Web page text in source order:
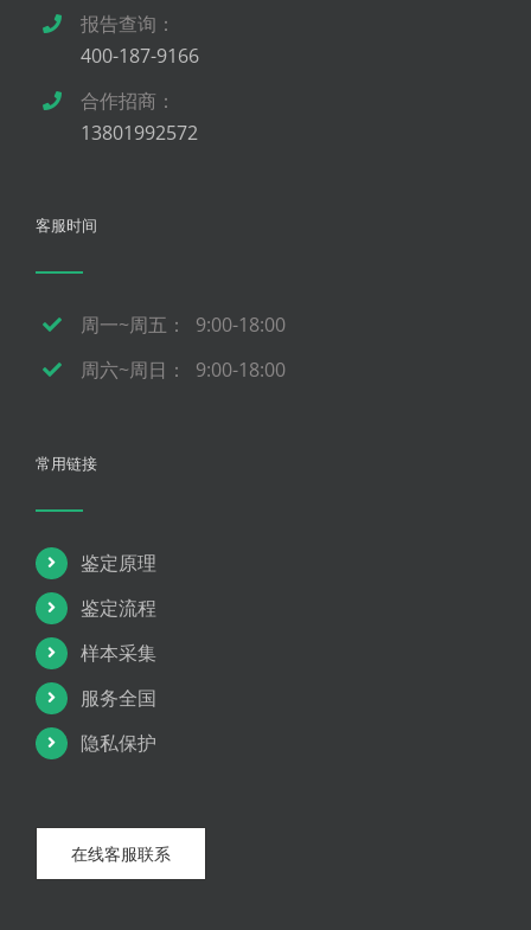
报告查询：
400-187-9166
合作招商：
13801992572
客服时间
周一~周五： 9:00-18:00
周六~周日： 9:00-18:00
常用链接
鉴定原理
鉴定流程
样本采集
服务全国
隐私保护
在线客服联系